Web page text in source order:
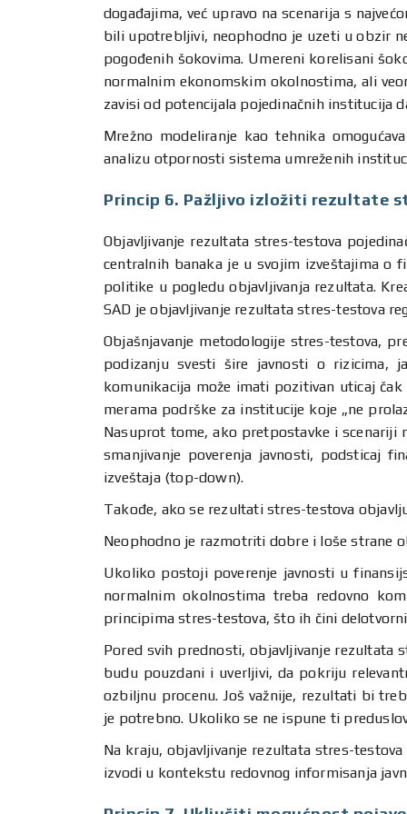
događajima, već upravo na scenarija s
bili upotrebljivi, neophodno je uzeti u obzir
pogođenih šokovima. Umereni korelisani
normalnim ekonomskim okolnostima, ali
zavisi od potencijala pojedinačnih institucija
Mrežno modeliranje kao tehnika
analizu otpornosti sistema umreženih
Princip 6. Pažljivo izložiti rezultate
Objavljivanje rezultata stres-testova
centralnih banaka je u svojim izveštajima o
politike u pogledu objavljivanja rezultata.
SAD je objavljivanje rezultata stres-testova
Objašnjavanje metodologije stres-testova,
podizanju svesti šire javnosti o rizicima,
komunikacija može imati pozitivan uticaj
merama podrške za institucije koje „ne
Nasuprot tome, ako pretpostavke i scenariji
smanjivanje poverenja javnosti, podsticaj
izveštaja (top-down).
Takođe, ako se rezultati stres-testova
Neophodno je razmotriti dobre i loše strane
Ukoliko postoji poverenje javnosti u
normalnim okolnostima treba redovno
principima stres-testova, što ih čini
Pored svih prednosti, objavljivanje rezultata
budu pouzdani i uverljivi, da pokriju
ozbiljnu procenu. Još važnije, rezultati bi
je potrebno. Ukoliko se ne ispune ti
Na kraju, objavljivanje rezultata stres-
izvodi u kontekstu redovnog informisanja